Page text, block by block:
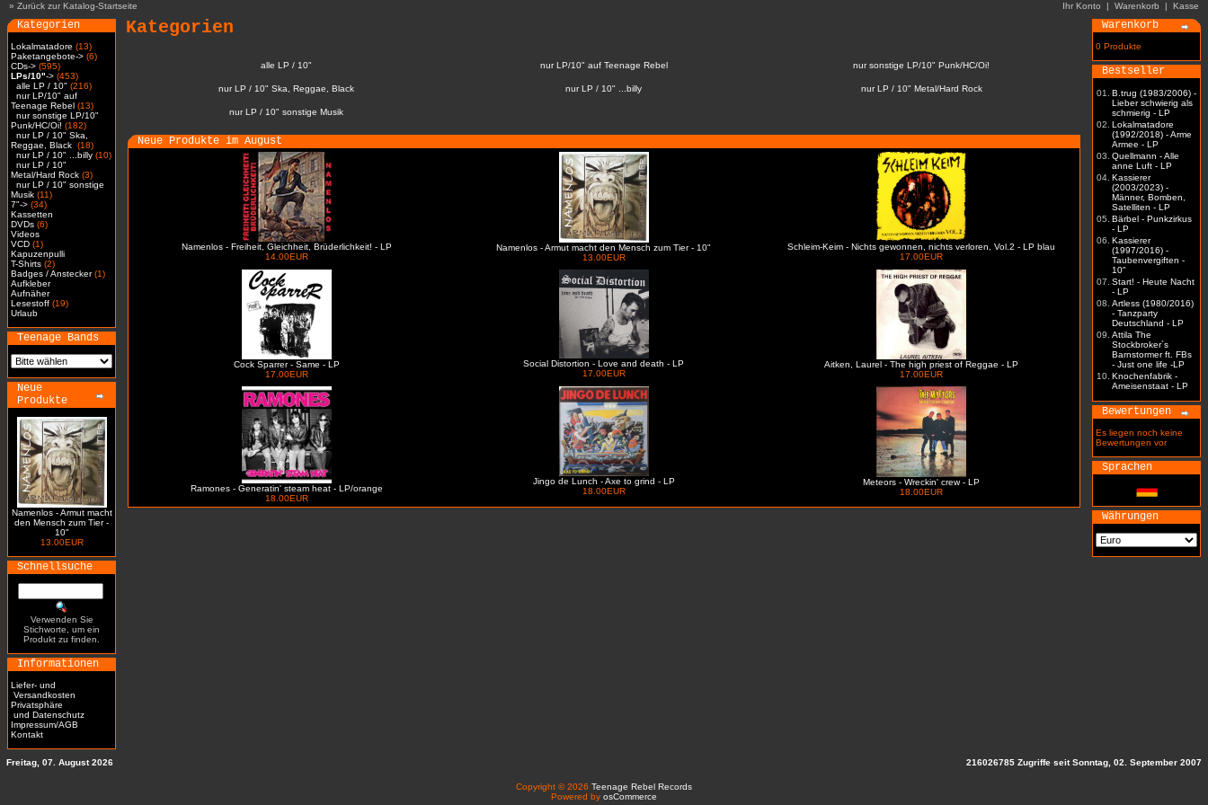
» Zurück zur Katalog-Startseite Ihr Konto | Warenkorb | Kasse
Kategorien
Lokalmatadore (13)
Paketangebote-> (6)
CDs-> (595)
LPs/10"-> (453)
alle LP / 10" (216)
nur LP/10" auf
Teenage Rebel (13)
nur sonstige LP/10"
Punk/HC/Oi! (182)
nur LP / 10" Ska,
Reggae, Black (18)
nur LP / 10" ...billy (10)
nur LP / 10"
Metal/Hard Rock (3)
nur LP / 10" sonstige
Musik (11)
7"-> (34)
Kassetten
DVDs (6)
Videos
VCD (1)
Kapuzenpulli
T-Shirts (2)
Badges / Anstecker(1)
Aufkleber
Aufnäher
Lesestoff (19)
Urlaub
Teenage Bands
Neue
Produkte
Namenlos - Armut macht
den Mensch zum Tier -
10"
13.00EUR
Schnellsuche
Verwenden Sie
Stichworte, um ein
Produkt zu finden.
Informationen
Liefer- und
Versandkosten
Privatsphäre
und Datenschutz
Impressum/AGB
Kontakt
Kategorien
alle LP / 10" nur LP/10" auf Teenage Rebel nur sonstige LP/10" Punk/HC/Oi!
nur LP / 10" Ska, Reggae, Black nur LP / 10" ...billy nur LP / 10" Metal/Hard Rock
nur LP / 10" sonstige Musik
Neue Produkte im August
Namenlos - Freiheit, Gleichheit, Brüderlichkeit! - LP
14.00EUR
Namenlos - Armut macht den Mensch zum Tier - 10"
13.00EUR
Schleim-Keim - Nichts gewonnen, nichts verloren, Vol.2 - LP blau
17.00EUR
Cock Sparrer - Same - LP
17.00EUR
Social Distortion - Love and death - LP
17.00EUR
Aitken, Laurel - The high priest of Reggae - LP
17.00EUR
Ramones - Generatin' steam heat - LP/orange
18.00EUR
Jingo de Lunch - Axe to grind - LP
18.00EUR
Meteors - Wreckin' crew - LP
18.00EUR
Warenkorb
0 Produkte
Bestseller
01.
B.trug (1983/2006) -
Lieber schwierig als
schmierig - LP
02. Lokalmatadore
(1992/2018) - Arme
Armee - LP
03. Quellmann - Alle
anne Luft - LP
04. Kassierer
(2003/2023) -
Männer, Bomben,
Satelliten - LP
05. Bärbel - Punkzirkus
- LP
06. Kassierer
(1997/2016) -
Taubenvergiften -
10"
07. Start! - Heute Nacht
- LP
08. Artless (1980/2016)
- Tanzparty
Deutschland - LP
09. Attila The
Stockbroker´s
Barnstormer ft. FBs
- Just one life -LP
10. Knochenfabrik -
Ameisenstaat - LP
Bewertungen
Es liegen noch keine
Bewertungen vor
Sprachen
Währungen
Freitag, 07. August 2026 216026785 Zugriffe seit Sonntag, 02. September 2007
Copyright © 2026 Teenage Rebel Records
Powered by osCommerce